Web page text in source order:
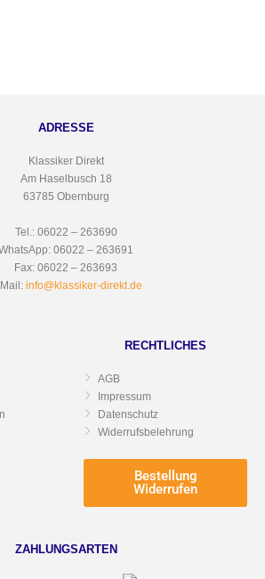
ADRESSE
Klassiker Direkt
Am Haselbusch 18
63785 Obernburg
Tel.: 06022 – 263690
06022 – 263691
Fax: 06022 – 263693
info@klassiker-direkt.de
RECHTLICHES
AGB
Impressum
Datenschutz
Widerrufsbelehrung
Bestellung
Widerrufen
ZAHLUNGSARTEN